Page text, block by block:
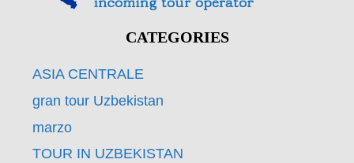
CATEGORIES
ASIA CENTRALE
gran tour Uzbekistan
marzo
TOUR IN UZBEKISTAN